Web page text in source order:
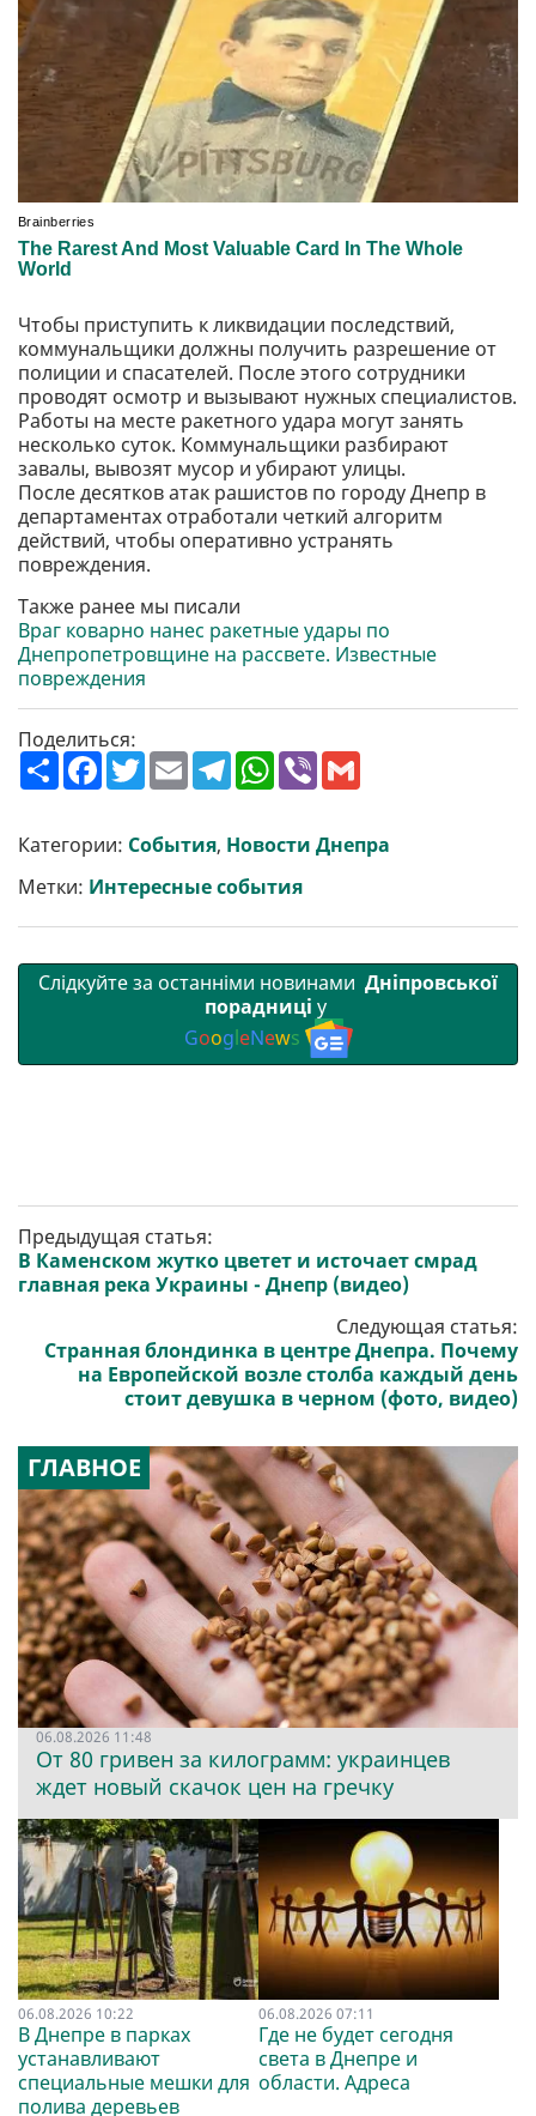
Чтобы приступить к ликвидации последствий,
коммунальщики должны получить разрешение от
полиции и спасателей. После этого сотрудники
проводят осмотр и вызывают нужных специалистов.
Работы на месте ракетного удара могут занять
несколько суток. Коммунальщики разбирают
завалы, вывозят мусор и убирают улицы.
После десятков атак рашистов по городу Днепр в
департаментах отработали четкий алгоритм
действий, чтобы оперативно устранять
повреждения.
Также ранее мы писали
Враг коварно нанес ракетные удары по
Днепропетровщине на рассвете. Известные
повреждения
Поделиться:
П
о
р
и
т
и
F
a
b
o
o
k
T
w
t
e
r
E
m
l
T
e
g
r
a
m
W
h
s
A
p
p
V
r l
Категории: События, Новости Днепра
Метки: Интересные события
Слідкуйте за останніми новинами Дніпровської
порадниці у
GoogleNews
Предыдущая статья:
В Каменском жутко цветет и источает смрад
главная река Украины - Днепр (видео)
Следующая статья:
Странная блондинка в центре Днепра. Почему
на Европейской возле столба каждый день
стоит девушка в черном (фото, видео)
ГЛАВНОЕ
06.08.2026 11:48
От 80 гривен за килограмм: украинцев
ждет новый скачок цен на гречку
06.08.2026 10:22
В Днепре в парках
устанавливают
специальные мешки для
полива деревьев
06.08.2026 07:11
Где не будет сегодня
света в Днепре и
области. Адреса